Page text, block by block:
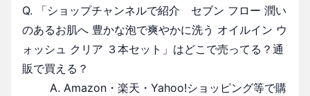
Q. 「ショップチャンネルで紹介 セブン フロー 潤い
のあるお肌へ 豊かな泡で爽やかに洗う オイルイン ウ
ォッシュ クリア ３本セット」はどこで売ってる？通
販で買える？
A. Amazon・楽天・Yahoo!ショッピング等で購